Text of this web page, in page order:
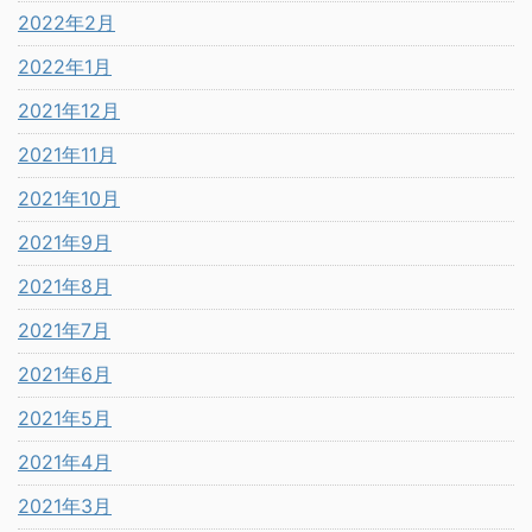
2022年2月
2022年1月
2021年12月
2021年11月
2021年10月
2021年9月
2021年8月
2021年7月
2021年6月
2021年5月
2021年4月
2021年3月